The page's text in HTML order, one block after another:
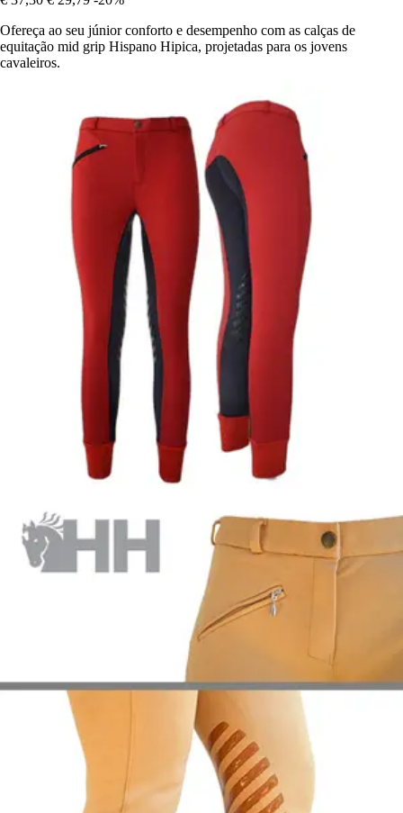
Ofereça ao seu júnior conforto e desempenho com as calças de
equitação mid grip Hispano Hipica, projetadas para os jovens
cavaleiros.